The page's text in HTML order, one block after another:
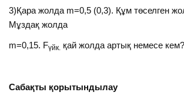
3)Қара жолда m=0,5 (0,3). Құм төселген
Мұздақ жолда
m=0,15. Fүйк. қай жолда артық немесе кем?
Сабақты қорытындылау